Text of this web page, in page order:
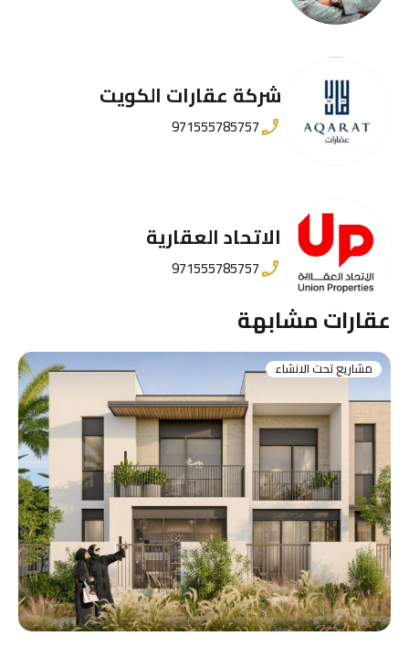
شركة عقارات الكويت
971555785757
الاتحاد العقارية
971555785757
عقارات مشابهة
مشاريع تحت الانشاء